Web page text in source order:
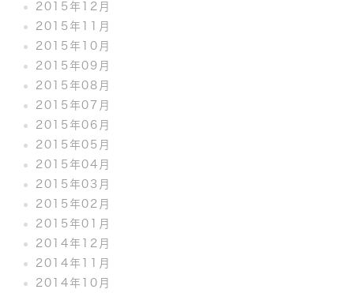
2015年12月
2015年11月
2015年10月
2015年09月
2015年08月
2015年07月
2015年06月
2015年05月
2015年04月
2015年03月
2015年02月
2015年01月
2014年12月
2014年11月
2014年10月